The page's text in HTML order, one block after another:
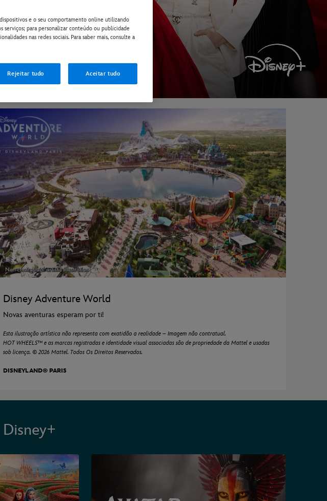
Disney Adventure World
Novas aventuras esperam por ti!
Esta ilustração artística não representa com exatidão a realidade – Imagem não contratual.
HOT WHEELS™ e as marcas registradas e identidade visual associadas são de propriedade da Mattel e usadas
sob licença. © 2026 Mattel. Todos Os Direitos Reservados.
DISNEYLAND® PARIS
dispositivos e o seu comportamento online utilizando
serviços; para personalizar conteúdo ou publicidade
nas redes sociais. Para saber mais, consulte a
Rejeitar tudo Aceitar tudo